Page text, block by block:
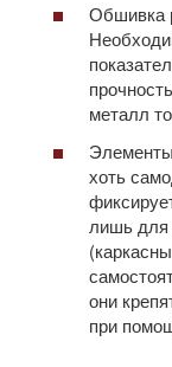
Обшивка
металл
хоть
лишь для
они
при